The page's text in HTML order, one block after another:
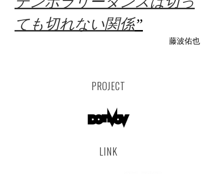
ても切れない関係”
藤波佑也
PROJECT
LINK